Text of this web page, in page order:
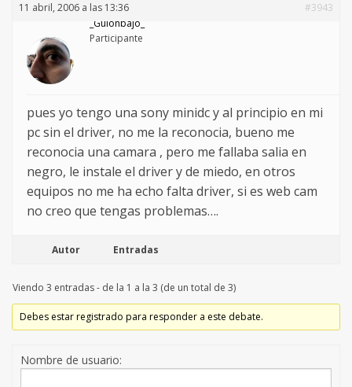
11 abril, 2006 a las 13:36
#3943
_Guionbajo_
Participante
pues yo tengo una sony minidc y al principio en mi
pc sin el driver, no me la reconocia, bueno me
reconocia una camara , pero me fallaba salia en
negro, le instale el driver y de miedo, en otros
equipos no me ha echo falta driver, si es web cam
no creo que tengas problemas….
Autor Entradas
Viendo 3 entradas - de la 1 a la 3 (de un total de 3)
Debes estar registrado para responder a este debate.
Nombre de usuario: